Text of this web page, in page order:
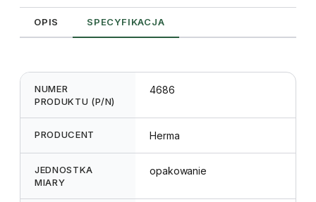
OPIS SPECYFIKACJA
NUMER
PRODUKTU (P/N)
4686
PRODUCENT Herma
JEDNOSTKA
MIARY
opakowanie